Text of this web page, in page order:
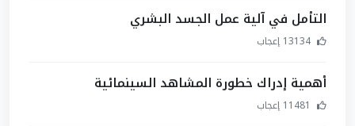
التأمل في آلية عمل الجسد البشري
أهمية إدراك خطورة المشاهد السينمائية